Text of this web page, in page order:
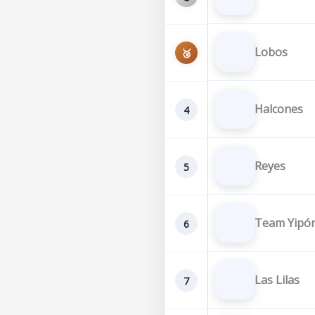
🥉 Lobos
4 Halcones
5 Reyes
6 Team
7 Las Lilas